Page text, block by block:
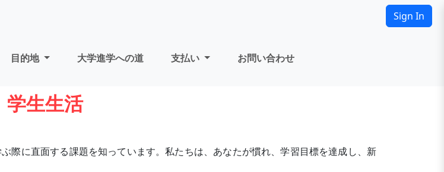
Sign In
目的地 大学進学への道 支払い お問い合わせ
学生生活
際に直面する課題を知っています。私たちは、あなたが慣れ、学習目標を達成し、新